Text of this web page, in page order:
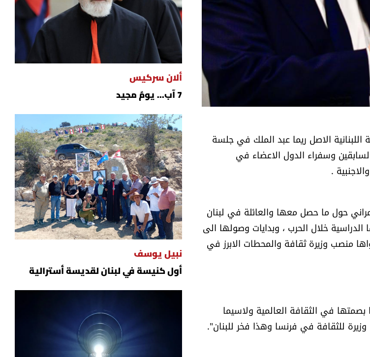
الاصل ريما عبد الملك في جلسة
وسفراء الدول الاعضاء في
.
حول ما حصل معها والعائلة في لبنان
خلال الحرب ، وبدايات وصولها الى
منصب وزيرة ثقافة والمحطات الابرز في
في الثقافة العالمية ولاسيما
للثقافة في فرنسا وهذا فخر للبنان".
ألان سركيس
7 آب... يومٌ مجيد
نبيل يوسف
أول كنيسة في لبنان لقديسة أسترالية